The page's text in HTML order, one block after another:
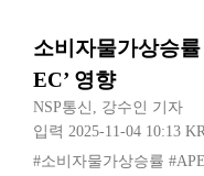
소비자물가상승
EC’ 영향
NSP통신 , 강수인 기자
입력 2025-11-04 10:13
#소비자물가상승률